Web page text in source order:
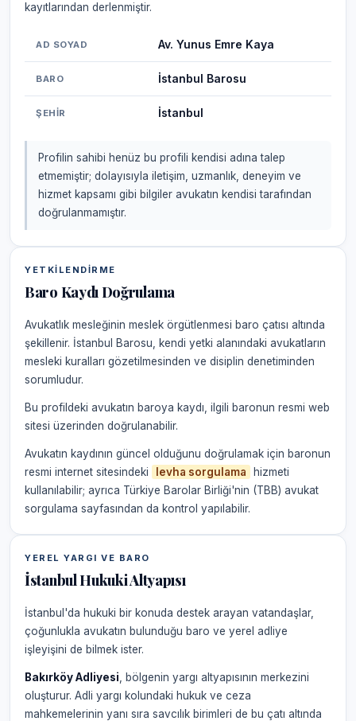
kayıtlarından derlenmiştir.
AD SOYAD Av. Yunus Emre Kaya
BARO İstanbul Barosu
ŞEHIR İstanbul
Profilin sahibi henüz bu profili kendisi adına talep
etmemiştir; dolayısıyla iletişim, uzmanlık, deneyim ve
hizmet kapsamı gibi bilgiler avukatın kendisi tarafından
doğrulanmamıştır.
YETKILENDIRME
Baro Kaydı Doğrulama
Avukatlık mesleğinin meslek örgütlenmesi baro çatısı altında
şekillenir. İstanbul Barosu, kendi yetki alanındaki avukatların
mesleki kuralları gözetilmesinden ve disiplin denetiminden
sorumludur.
Bu profildeki avukatın baroya kaydı, ilgili baronun resmi web
sitesi üzerinden doğrulanabilir.
Avukatın kaydının güncel olduğunu doğrulamak için baronun
resmi internet sitesindeki
levha sorgulama
hizmeti
kullanılabilir; ayrıca Türkiye Barolar Birliği'nin (TBB) avukat
sorgulama sayfasından da kontrol yapılabilir.
YEREL YARGI VE BARO
İstanbul Hukuki Altyapısı
İstanbul'da hukuki bir konuda destek arayan vatandaşlar,
çoğunlukla avukatın bulunduğu baro ve yerel adliye
işleyişini de bilmek ister.
Bakırköy Adliyesi , bölgenin yargı altyapısının merkezini
oluşturur. Adli yargı kolundaki hukuk ve ceza
mahkemelerinin yanı sıra savcılık birimleri de bu çatı altında